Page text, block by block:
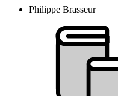
Philippe Brasseur